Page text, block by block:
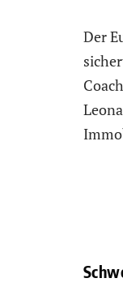
Der